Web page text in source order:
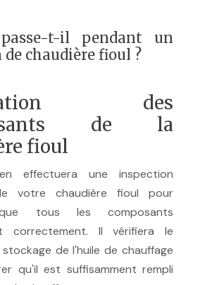
t-il pendant un
chaudière fioul ?
des
de la
fioul
effectuera une inspection
votre chaudière fioul pour
tous les composants
correctement. Il vérifiera le
de l'huile de chauffage
qu'il est suffisamment rempli